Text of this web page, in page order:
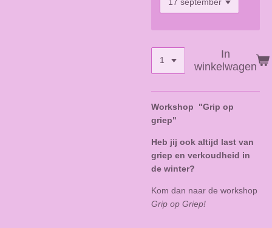
In
winkelwagen
Workshop "Grip op
griep"
Heb jij ook altijd last van
griep en verkoudheid in
de winter?
Kom dan naar de workshop
Grip op Griep!